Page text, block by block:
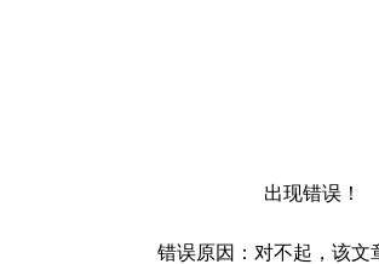
出现错误！
错误原因：对不起，该文